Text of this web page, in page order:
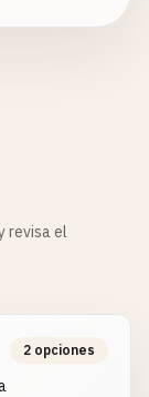
revisa el
2 opciones